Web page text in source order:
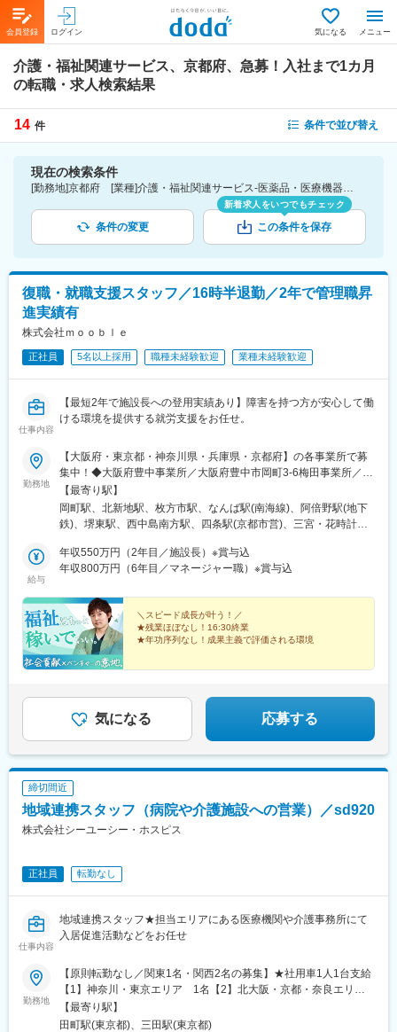
会員登録 ログイン 気になる メニュー
介護・福祉関連サービス、京都府、急募！入社まで1カ月
の転職・求人検索結果
14 件 条件で並び替え
現在の検索条件
[勤務地]京都府 [業種]介護・福祉関連サービス-医薬品・医療機器・ライフサイエンス・医療系サービス [詳細条件](募集・採用情報)急募！入社まで1カ月
条件の変更
新着求人をいつでもチェック
この条件を保存
復職・就職支援スタッフ／16時半退勤／2年で管理職昇
進実績有
株式会社ｍｏｏｂｌｅ
正社員 5名以上採用 職種未経験歓迎 業種未経験歓迎
仕事内容
【最短2年で施設長への登用実績あり】障害を持つ方が安心して働
ける環境を提供する就労支援をお任せ。
勤務地
【大阪府・東京都・神奈川県・兵庫県・京都府】の各事業所で募
集中！◆大阪府豊中事業所／大阪府豊中市岡町3-6梅田事業所／大
阪府大阪市北区梅田1-2-2枚方事業所／大阪府枚方市岡東町12-1な
んば事業所／大阪府大阪市浪速区難波中2-2-20天王寺事業所／大
阪府大阪市阿倍野区阿倍野筋3-10-1堺東事業所／大阪府堺市堺区
四条烏丸事業所／京都府京都市中京区室町通り四条菊水鉾町
569◆兵庫県神戸三宮事業所／兵庫県神戸市中央区八幡通4-2-18
／東京都千代田区神田須田町1-5◆神奈川県川崎事業所／神奈川県
川崎市幸区大宮町14-4※受動喫煙対策あり（オフィス内禁煙）
【最寄り駅】
岡町駅、北新地駅、枚方市駅、なんば駅(南海線)、阿倍野駅(地下
鉄)、堺東駅、西中島南方駅、四条駅(京都市営)、三宮・花時計前
駅、日本橋駅(大阪府)、阿倍野駅(阪堺線)、新大阪駅、烏丸駅、貿
易センター駅、小川町駅(東京都)、京急川崎駅、東梅田駅、近鉄日
駅(阪神)、神田駅(東京都)、尻手駅
給与
年収550万円（2年目／施設長）※賞与込
年収800万円（6年目／マネージャー職）※賞与込
＼スピード成長が叶う！／
★残業ほぼなし！16:30終業
★年功序列なし！成果主義で評価される環境
「成長も、私生活も、高収入も」本気で狙える環境で
す。
気になる 応募する
締切間近
地域連携スタッフ（病院や介護施設への営業）／sd920
株式会社シーユーシー・ホスピス
正社員 転勤なし
仕事内容
地域連携スタッフ★担当エリアにある医療機関や介護事務所にて
入居促進活動などをお任せ
勤務地
【原則転勤なし／関東1名・関西2名の募集】★社用車1人1台支給
【1】神奈川・東京エリア 1名【2】北大阪・京都・奈良エリア
1名【3】北大阪・兵庫エリア １名上記いずれか希望のエリア
に配属※居住地やご希望を最大限考慮して担当エリアを決定します
【最寄り駅】
田町駅(東京都)、三田駅(東京都)